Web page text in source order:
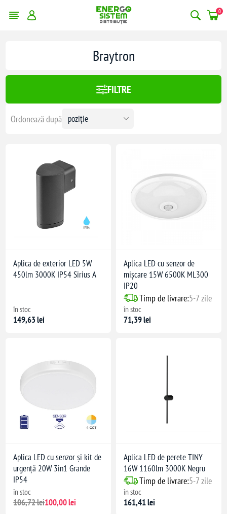
0
filtrele
living
Braytron
FILTRE
Ordonează după
Aplica de exterior LED 5W
450lm 3000K IP54 Sirius A
în stoc
149,63 lei
Aplica LED cu senzor de
mișcare 15W 6500K ML300
IP20
Timp de livrare:5-7 zile
în stoc
71,39 lei
Aplica LED cu senzor și kit de
urgență 20W 3in1 Grande
IP54
în stoc
106,72 lei100,00 lei
Aplica LED de perete TINY
16W 1160lm 3000K Negru
Timp de livrare:5-7 zile
în stoc
161,41 lei